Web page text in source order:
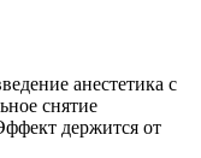
анестетика с
снятие
держится от